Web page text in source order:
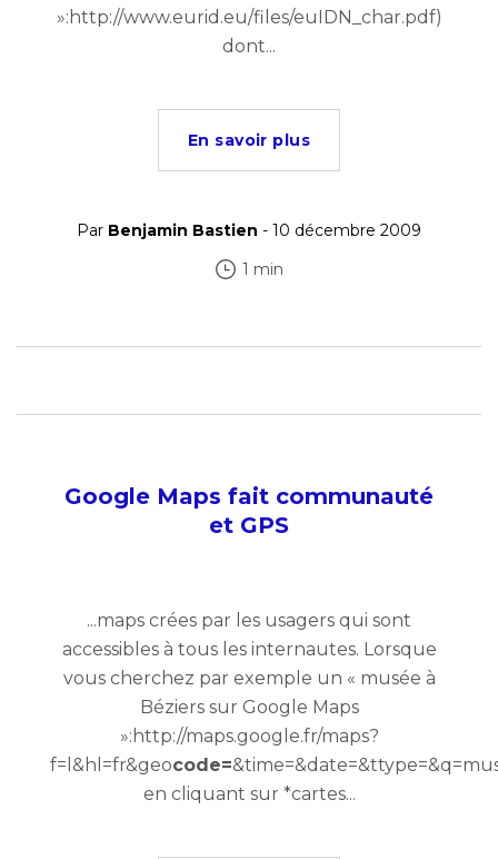
»:http://www.eurid.eu/files/euIDN_char.pdf)
dont...
En savoir plus
Par Benjamin Bastien - 10 décembre 2009
1 min
Google Maps fait communauté
et GPS
...maps crées par les usagers qui sont
accessibles à tous les internautes. Lorsque
vous cherchez par exemple un « musée à
Béziers sur Google Maps
»:http://maps.google.fr/maps?
f=l&hl=fr&geocode=
en cliquant sur *cartes...